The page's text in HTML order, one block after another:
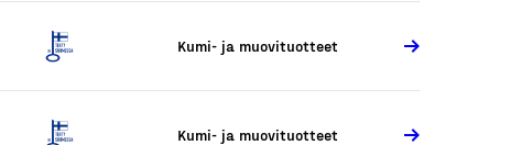
Kumi- ja muovituotteet
Kumi- ja muovituotteet